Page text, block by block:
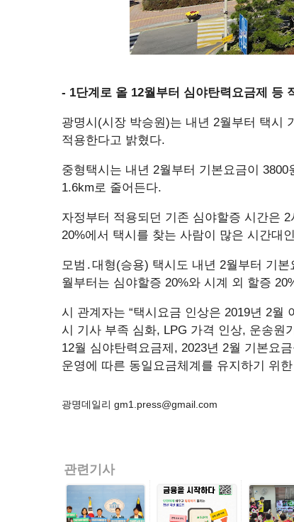
- 1단계로 올 12월부터 심야탄력요금제 등
광명시(시장 박승원)는 내년 2월부터 택시
적용한다고 밝혔다.
중형택시는 내년 2월부터 기본요금이
1.6km로 줄어든다.
자정부터 적용되던 기존 심야할증 시간은
20%에서 택시를 찾는 사람이 많은 시간대
모범․대형(승용) 택시도 내년 2월부터 기
월부터는 심야할증 20%와 시계 외 할증
시 관계자는 “택시요금 인상은 2019년 2월
시 기사 부족 심화, LPG 가격 인상, 운송원
12월 심야탄력요금제, 2023년 2월 기본요
운영에 따른 동일요금체계를 유지하기 위
광명데일리 gm1.press@gmail.com
관련기사